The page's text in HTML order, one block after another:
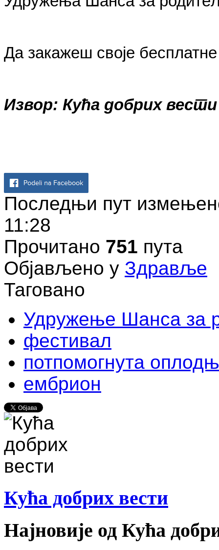
Да закажеш своје
Извор: Кућа добрих вести
Последњи пут
11:28
Прочитано 751 пута
Објављено у Здравље
Таговано
Удружење Шанса за
фестивал
потпомогнута
ембрион
Кућа добрих вести
Најновије од Кућа